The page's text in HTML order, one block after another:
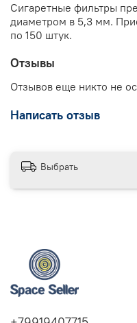
Сигаретные фильтры
диаметром в 5,3 мм.
по 150 штук.
Отзывы
Отзывов еще никто не
Написать отзыв
Выбрать